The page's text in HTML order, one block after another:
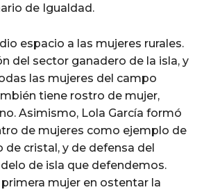
de Igualdad.
espacio a las mujeres rurales.
del sector ganadero de la isla, y
las mujeres del campo
tiene rostro de mujer,
Asimismo, Lola García formó
de mujeres como ejemplo de
de cristal, y de defensa del
de isla que defendemos.
primera mujer en ostentar la